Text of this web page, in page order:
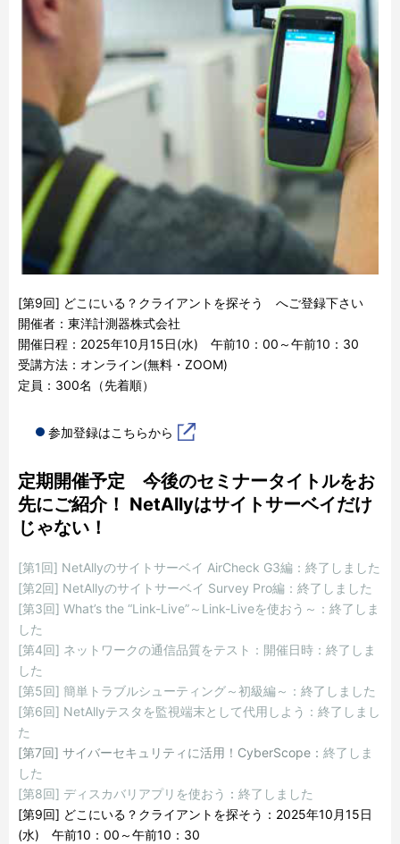
[第9回] どこにいる？クライアントを探そう へご登録下さい
開催者：東洋計測器株式会社
開催日程：2025年10月15日(水) 午前10：00～午前10：30
受講方法：オンライン(無料・ZOOM)
定員：300名（先着順）
参加登録はこちらから
定期開催予定 今後のセミナータイトルをお
先にご紹介！ NetAllyはサイトサーベイだけ
じゃない！
[第1回] NetAllyのサイトサーベイ AirCheck G3編：終了しました
[第2回] NetAllyのサイトサーベイ Survey Pro編：終了しました
[第3回] What’s the “Link-Live”～Link-Liveを使おう～：終了しま
した
[第4回] ネットワークの通信品質をテスト：開催日時：終了しま
した
[第5回] 簡単トラブルシューティング～初級編～：終了しました
[第6回] NetAllyテスタを監視端末として代用しよう：終了しまし
た
[第7回] サイバーセキュリティに活用！ CyberScope ： 終了しま
した
[第8回] ディスカバリアプリを使おう ： 終了しました
[第9回] どこにいる？クライアントを探そう ：2025年10月15日
(水) 午前10：00～午前10：30